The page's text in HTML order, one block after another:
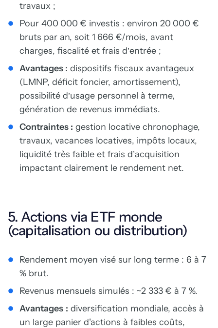
travaux ;
Pour 400 000 € investis : environ 20 000 €
bruts par an, soit 1 666 €/mois, avant
charges, fiscalité et frais d’entrée ;
Avantages : dispositifs fiscaux avantageux
(LMNP, déficit foncier, amortissement),
possibilité d’usage personnel à terme,
génération de revenus immédiats.
Contraintes : gestion locative chronophage,
travaux, vacances locatives, impôts locaux,
liquidité très faible et frais d’acquisition
impactant clairement le rendement net.
5. Actions via ETF monde
(capitalisation ou distribution)
Rendement moyen visé sur long terme : 6 à 7
% brut.
Revenus mensuels simulés : ~2 333 € à 7 %.
Avantages : diversification mondiale, accès à
un large panier d'actions à faibles coûts,